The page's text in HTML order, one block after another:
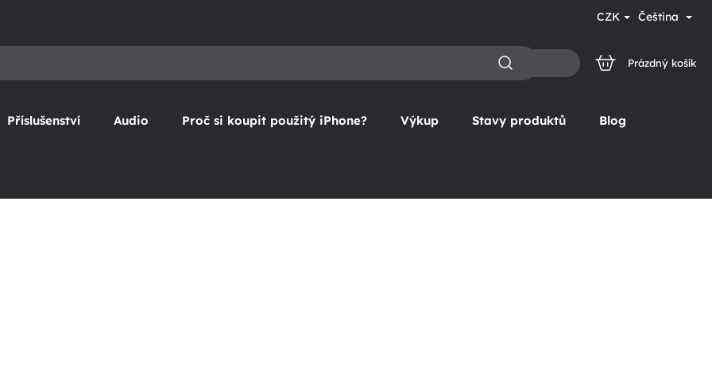
CZK Čeština
NÁKUPNÍ
Prázdný košík
Příslušenství Audio Proč si koupit použitý iPhone? Výkup Stavy produktů Blog